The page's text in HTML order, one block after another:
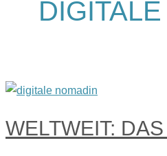
WELTWEIT: